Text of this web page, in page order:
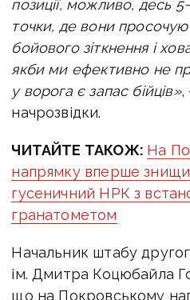
позиції, можливо, десь
точки, де вони
бойового зіткнення і
якби ми ефективно не
у ворога є запас бійців»,
начрозвідки.
ЧИТАЙТЕ ТАКОЖ: На
напрямку вперше
гусеничний НРК з
гранатометом
Начальник штабу
ім. Дмитра Коцюбайла
що на Покровському